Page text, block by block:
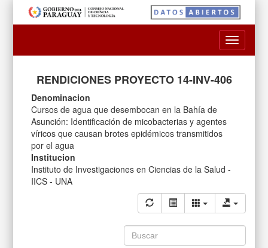
Toggle
RENDICIONES PROYECTO 14-INV-406
Denominacion
Cursos de agua que desembocan en la Bahía de
Asunción: Identificación de micobacterias y agentes
víricos que causan brotes epidémicos transmitidos
por el agua
Institucion
Instituto de Investigaciones en Ciencias de la Salud -
IICS - UNA